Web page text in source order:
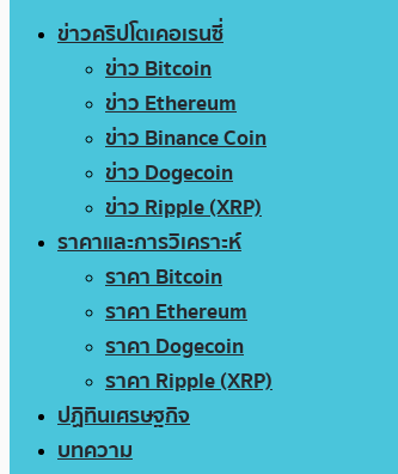
ข่าวคริปโตเคอเรนซี่
ข่าว Bitcoin
ข่าว Ethereum
ข่าว Binance Coin
ข่าว Dogecoin
ข่าว Ripple (XRP)
ราคาและการวิเคราะห์
ราคา Bitcoin
ราคา Ethereum
ราคา Dogecoin
ราคา Ripple (XRP)
ปฏิทินเศรษฐกิจ
บทความ